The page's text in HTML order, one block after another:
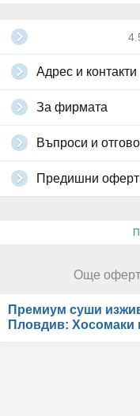
Адрес и контакти
За фирмата
Въпроси и
Предишни
Още
Премиум суши
Пловдив: Хосомаки